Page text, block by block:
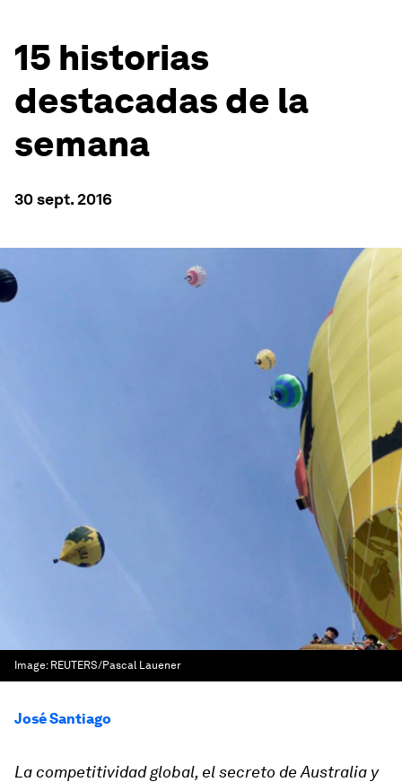
15 historias
destacadas de la
semana
30 sept. 2016
Image: REUTERS/Pascal Lauener
José Santiago
La competitividad global, el secreto de Australia y